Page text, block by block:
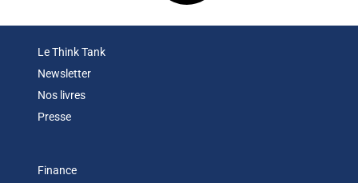
Le Think Tank
Newsletter
Nos livres
Presse
Finance